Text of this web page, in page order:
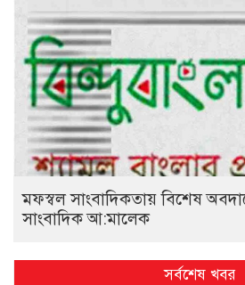
মফস্বল সাংবাদিকতায় বিশেষ
সাংবাদিক আ:মালেক
সর্বশেষ খবর